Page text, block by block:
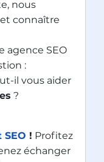
nous
connaître
agence SEO
:
il vous aider
?
! Profitez
échanger